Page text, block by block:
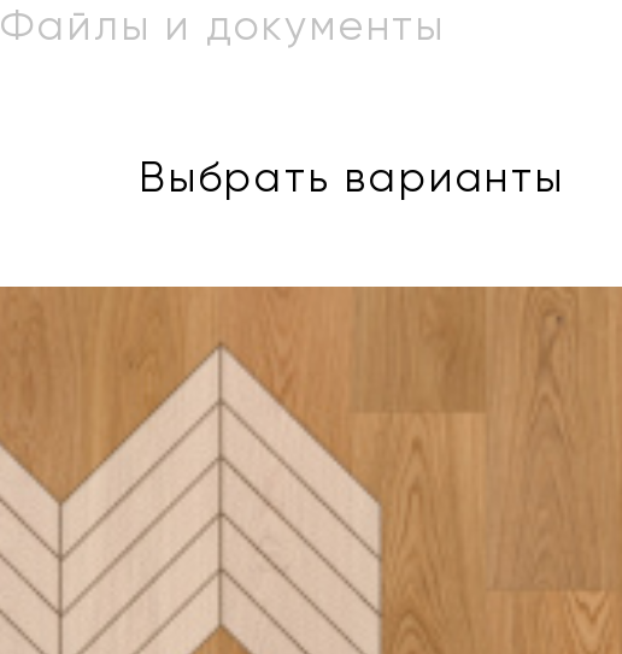
Файлы и документы
Выбрать варианты